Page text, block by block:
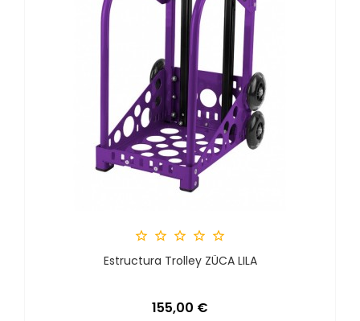
    
Estructura Trolley ZÜCA LILA
Precio
155,00 €